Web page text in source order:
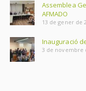
Assemblea
AFMADO
13 de gener de
Inauguració
3 de novembre